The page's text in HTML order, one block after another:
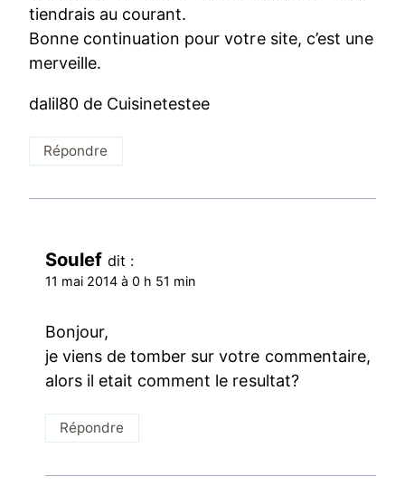
tiendrais au courant.
Bonne continuation pour votre site, c’est une
merveille.
dalil80 de Cuisinetestee
Répondre
Soulef dit :
11 mai 2014 à 0 h 51 min
Bonjour,
je viens de tomber sur votre commentaire,
alors il etait comment le resultat?
Répondre